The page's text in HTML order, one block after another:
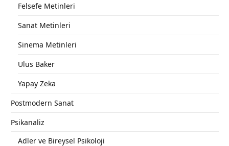
Felsefe Metinleri
Sanat Metinleri
Sinema Metinleri
Ulus Baker
Yapay Zeka
Postmodern Sanat
Psikanaliz
Adler ve Bireysel Psikoloji